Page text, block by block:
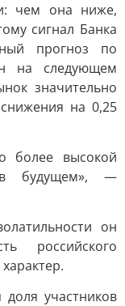
чем она ниже,
сигнал Банка
прогноз по
на следующем
значительно
на 0,25
более высокой
в будущем», —
он
российского
участников